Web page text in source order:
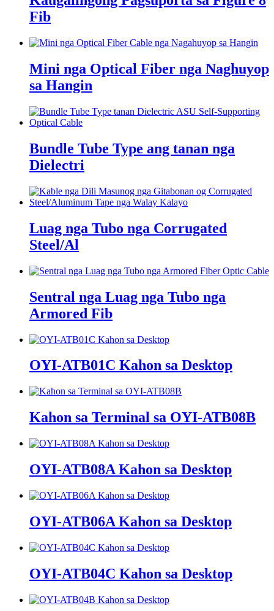
Fib
Mini nga Optical Fiber nga Naghuyop
sa Hangin
Bundle Tube Type ang tanan nga
Dielectri
Luag nga Tubo nga Corrugated
Steel/Al
Sentral nga Luag nga Tubo nga
Armored Fib
OYI-ATB01C Kahon sa Desktop
Kahon sa Terminal sa OYI-ATB08B
OYI-ATB08A Kahon sa Desktop
OYI-ATB06A Kahon sa Desktop
OYI-ATB04C Kahon sa Desktop